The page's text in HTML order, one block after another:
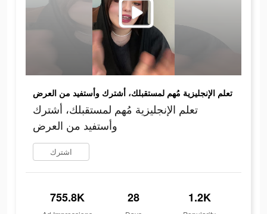
تعلم الإنجليزية مُهم لمستقبلك، أشترك وأستفيد من العرض
تعلم الإنجليزية مُهم لمستقبلك، أشترك
وأستفيد من العرض
اشترك
755.8K 28 1.2K